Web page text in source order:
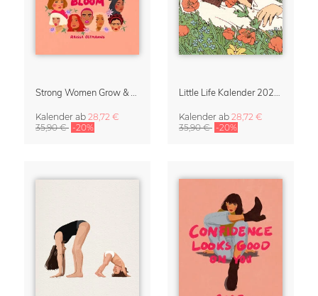
Kalender ab 28,72 €
35,90 € -20%
Kalender ab 28,72 €
35,90 € -20%